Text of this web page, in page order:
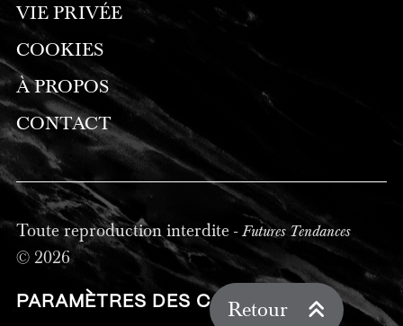
Retour
VIE PRIVÉE
COOKIES
À PROPOS
CONTACT
Toute reproduction interdite -Futures Tendances
© 2026
PARAMÈTRES DES COOKIES